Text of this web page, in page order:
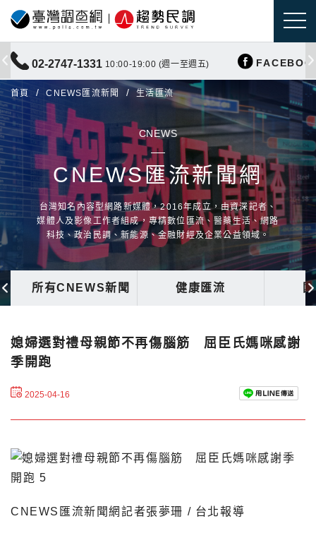
02-2747-1331 10:00-19:00 (週一至週五)
首頁 CNEWS匯流新聞 生活匯流
CNEWS
CNEWS匯流新聞網
台灣知名內容型網路新媒體，2016年成立，由資深記者、
媒體人及影像工作者組成，專精數位匯流、醫藥生活、網路
科技、政治民調、新能源、金融財經及企業公益領域。
所有CNEWS新聞 健康匯流
媳婦選對禮母親節不再傷腦筋 屈臣氏媽咪感謝
季開跑
2025-04-16
CNEWS匯流新聞網記者張夢珊 / 台北報導